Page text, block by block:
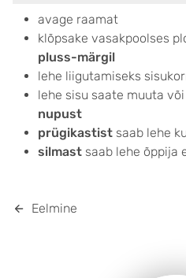
avage raamat
klõpsake vasakpoolses
pluss-märgil
lehe liigutamiseks
lehe sisu saate muuta
nupust
prügikastist saab lehe
silmast saab lehe õppija
Eelmine